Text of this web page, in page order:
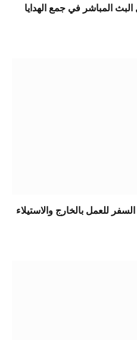
المباشر في جمع الهدايا
للعمل بالخارج والاستيلاء